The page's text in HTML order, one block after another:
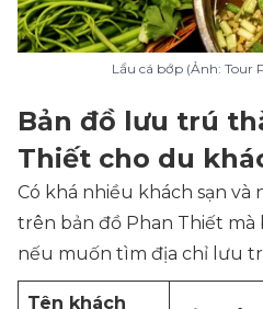
Lẩu cá bớp (Ảnh: Tour
Bản đồ lưu trú
Thiết cho du
Có khá nhiều khách sạn
trên bản đồ Phan Thiết mà
nếu muốn tìm địa chỉ lưu
Tên khách